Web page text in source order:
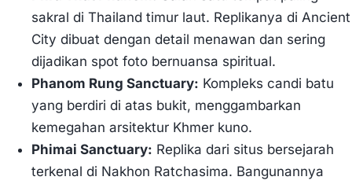
sakral di Thailand timur laut. Replikanya di Ancient
City dibuat dengan detail menawan dan sering
dijadikan spot foto bernuansa spiritual.
Phanom Rung Sanctuary: Kompleks candi batu
yang berdiri di atas bukit, menggambarkan
kemegahan arsitektur Khmer kuno.
Phimai Sanctuary: Replika dari situs bersejarah
terkenal di Nakhon Ratchasima. Bangunannya